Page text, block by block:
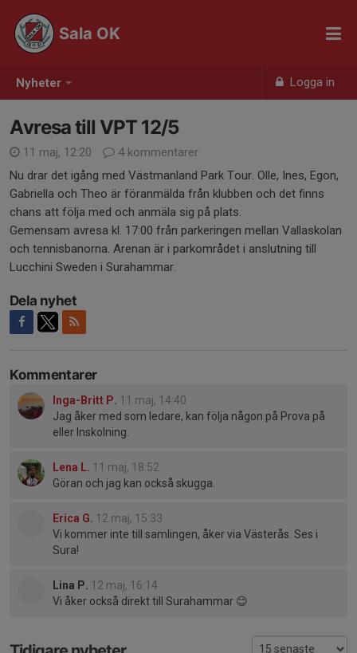
Nyheter Logga in
Sala OK
Avresa till VPT 12/5
11 maj, 12:20
4 kommentarer
Nu drar det igång med Västmanland Park Tour. Olle, Ines, Egon,
Gabriella och Theo är föranmälda från klubben och det finns
chans att följa med och anmäla sig på plats.
Gemensam avresa kl. 17:00 från parkeringen mellan Vallaskolan
och tennisbanorna. Arenan är i parkområdet i anslutning till
Lucchini Sweden i Surahammar.
Dela nyhet
Kommentarer
Inga-Britt P. 11 maj, 14:40
Jag åker med som ledare, kan följa någon på Prova på
eller Inskolning.
Lena L. 11 maj, 18:52
Göran och jag kan också skugga.
Erica G. 12 maj, 15:33
Vi kommer inte till samlingen, åker via Västerås. Ses i
Sura!
Lina P. 12 maj, 16:14
Vi åker också direkt till Surahammar 😊